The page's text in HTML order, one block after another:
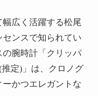
広く活躍する松尾
ンスで知られてい
の腕時計「クリッパ
定)」は、クロノグ
かつエレガントな